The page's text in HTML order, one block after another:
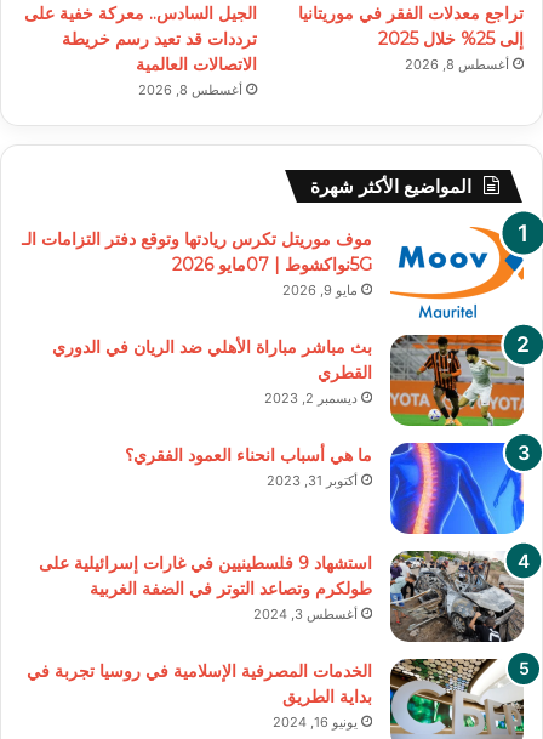
تراجع معدلات الفقر في موريتانيا
إلى 25% خلال 2025
أغسطس 8, 2026
الجيل السادس.. معركة خفية على
ترددات قد تعيد رسم خريطة
الاتصالات العالمية
أغسطس 8, 2026
المواضيع الأكثر شهرة
موف موريتل تكرس ريادتها وتوقع دفتر التزامات الـ
5Gنواكشوط | 07مايو 2026
مايو 9, 2026
بث مباشر مباراة الأهلي ضد الريان في الدوري
القطري
ديسمبر 2, 2023
ما هي أسباب انحناء العمود الفقري؟
أكتوبر 31, 2023
استشهاد 9 فلسطينيين في غارات إسرائيلية على
طولكرم وتصاعد التوتر في الضفة الغربية
أغسطس 3, 2024
الخدمات المصرفية الإسلامية في روسيا تجربة في
بداية الطريق
يونيو 16, 2024